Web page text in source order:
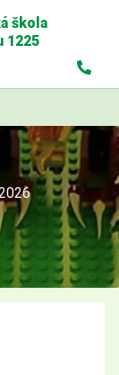
škola
1225